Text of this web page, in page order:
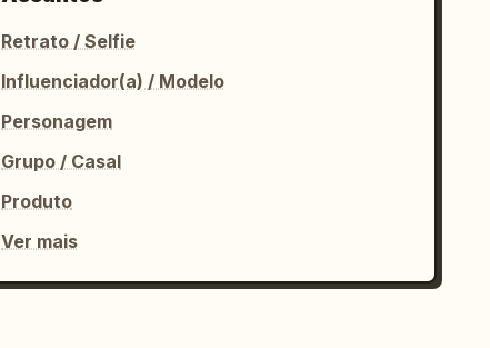
Retrato / Selfie
Influenciador(a) / Modelo
Personagem
Grupo / Casal
Produto
Ver mais